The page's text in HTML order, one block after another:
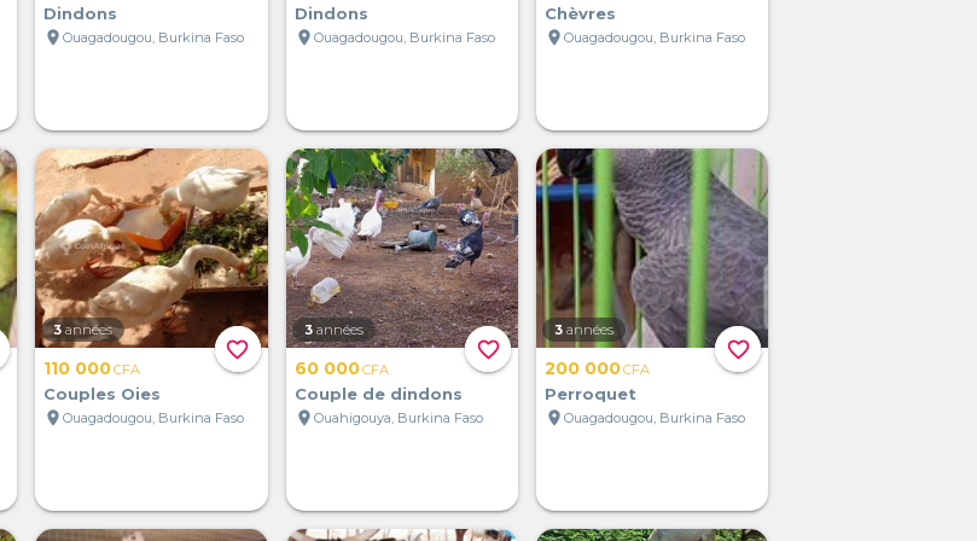
Dindons
location_onOuagadougou, Burkina Faso
Dindons
location_on Ouagadougou, Burkina Faso
Chèvres
location_onOuagadougou, Burkina Faso
favorite_border
3 années
110 000CFA
Couples Oies
location_onOuagadougou, Burkina Faso
favorite_border
3 années
60 000CFA
Couple de dindons
location_on Ouahigouya, Burkina Faso
favorite_border
3 années
200 000CFA
Perroquet
location_onOuagadougou, Burkina Faso